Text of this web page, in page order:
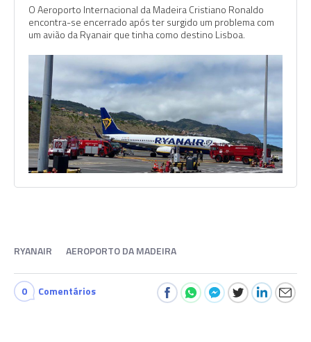
O Aeroporto Internacional da Madeira Cristiano Ronaldo
encontra-se encerrado após ter surgido um problema com
um avião da Ryanair que tinha como destino Lisboa.
RYANAIR AEROPORTO DA MADEIRA
0 Comentários